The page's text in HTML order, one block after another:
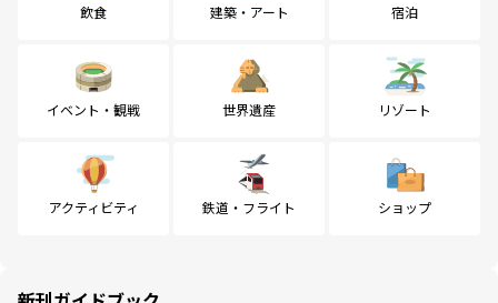
飲食 建築・アート 宿泊
イベント・観戦 世界遺産 リゾート
アクティビティ 鉄道・フライト ショップ